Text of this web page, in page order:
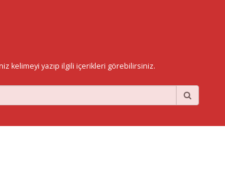
kelimeyi yazıp ilgili içerikleri görebilirsiniz.